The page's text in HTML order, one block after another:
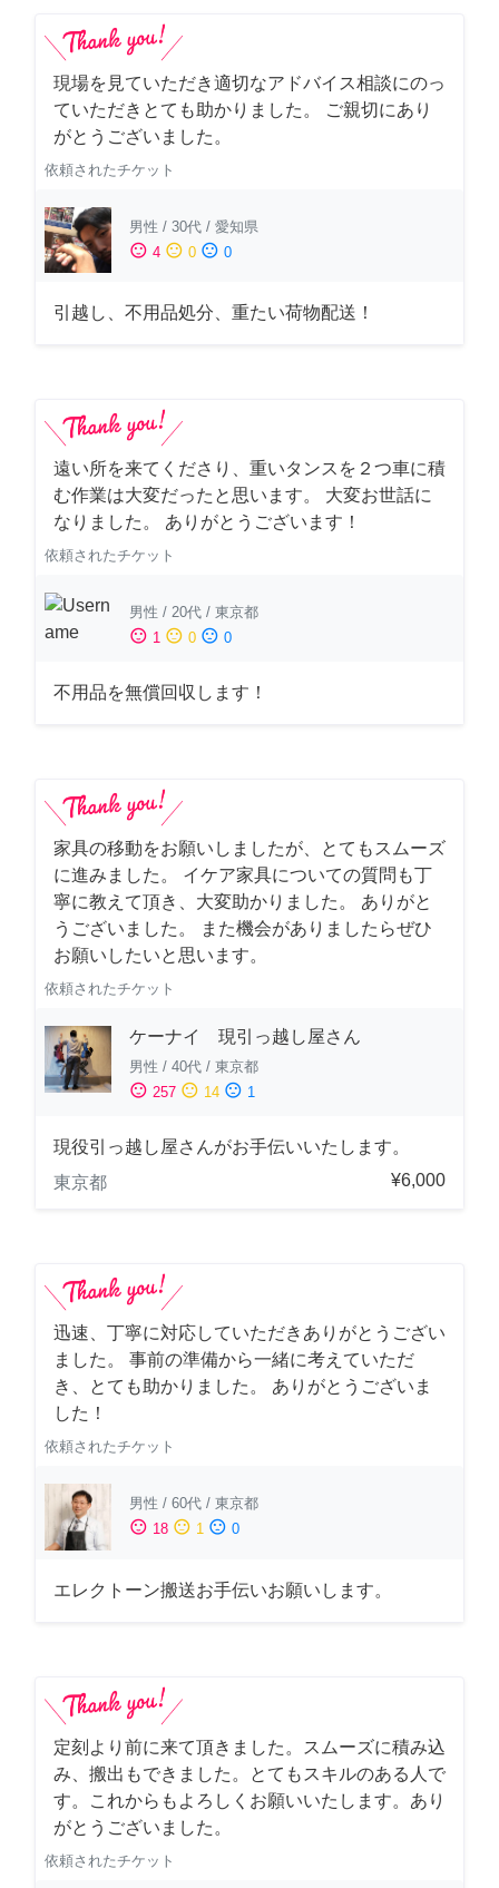
現場を見ていただき適切なアドバイス相談にのっ
ていただきとても助かりました。 ご親切にあり
がとうございました。
依頼されたチケット
男性 / 30代 / 愛知県
sentiment_satisfied 4 sentiment_neutral 0 sentiment_dissatisfied 0
引越し、不用品処分、重たい荷物配送！
遠い所を来てくださり、重いタンスを２つ車に積
む作業は大変だったと思います。 大変お世話に
なりました。 ありがとうございます！
依頼されたチケット
男性 / 20代 / 東京都
sentiment_satisfied 1 sentiment_neutral 0 sentiment_dissatisfied 0
不用品を無償回収します！
家具の移動をお願いしましたが、とてもスムーズ
に進みました。 イケア家具についての質問も丁
寧に教えて頂き、大変助かりました。 ありがと
うございました。 また機会がありましたらぜひ
お願いしたいと思います。
依頼されたチケット
ケーナイ 現引っ越し屋さん
男性 / 40代 / 東京都
sentiment_satisfied 257 sentiment_neutral 14 sentiment_dissatisfied 1
現役引っ越し屋さんがお手伝いいたします。
東京都
¥6,000
迅速、丁寧に対応していただきありがとうござい
ました。 事前の準備から一緒に考えていただ
き、とても助かりました。 ありがとうございま
した！
依頼されたチケット
男性 / 60代 / 東京都
sentiment_satisfied 18 sentiment_neutral 1 sentiment_dissatisfied 0
エレクトーン搬送お手伝いお願いします。
定刻より前に来て頂きました。スムーズに積み込
み、搬出もできました。とてもスキルのある人で
す。これからもよろしくお願いいたします。あり
がとうございました。
依頼されたチケット